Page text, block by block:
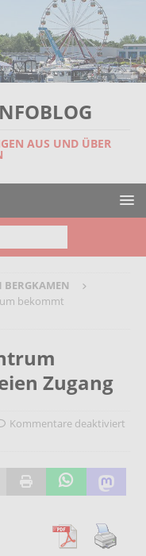
AUS UND ÜBER
bekommt
Zugang
Kommentare deaktiviert